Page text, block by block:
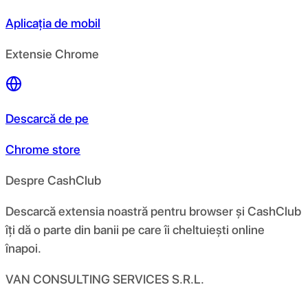
Aplicația de mobil
Extensie Chrome
Descarcă de pe
Chrome store
Despre CashClub
Descarcă extensia noastră pentru browser și CashClub
îți dă o parte din banii pe care îi cheltuiești online
înapoi.
VAN CONSULTING SERVICES S.R.L.